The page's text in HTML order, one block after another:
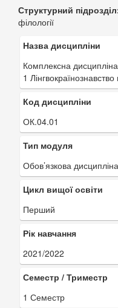
Структурний
філології
Назва дисципліни
Комплексна
1
Код дисципліни
ОК.04.01
Тип модуля
Обов’язкова
Цикл вищої освіти
Перший
Рік навчання
2021/2022
Семестр / Триместр
1 Семестр